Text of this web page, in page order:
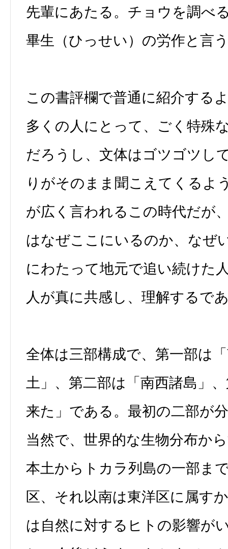
先輩にあたる。チョウを調べ
畢生（ひっせい）の労作と言
この書評欄で普通に紹介する
多くの人にとって、ごく特殊
だろうし、文体はゴツゴツし
りがそのまま聞こえてくるよ
が広く言われるこの時代だが
はなぜここにいるのか、なぜ
にわたって地元で追い続けた
人が真に共感し、理解するで
全体は三部構成で、第一部は
土」、第二部は「南西諸島」
来た」である。最初の二部が
当然で、世界的な生物分布か
本土からトカラ列島の一部ま
区、それ以南は東洋区に属す
は自然に対するヒトの影響が